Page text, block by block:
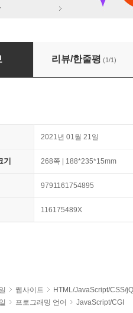
프론트엔드 개발
리뷰/한줄평 (1/1)
2021년 01월 21일
268쪽 | 188*235*15mm
9791161754895
116175489X
웹사이트
HTML/JavaScript/CSS/
프로그래밍 언어 JavaScript/CGI